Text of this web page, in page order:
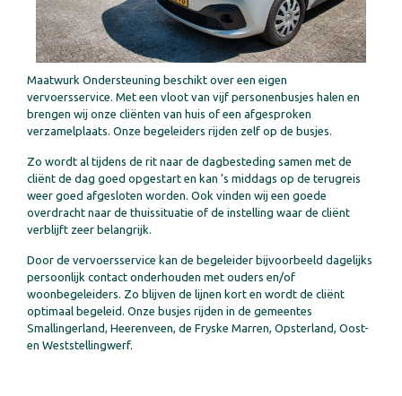
Maatwurk Ondersteuning beschikt over een eigen
vervoersservice. Met een vloot van vijf personenbusjes halen en
brengen wij onze cliënten van huis of een afgesproken
verzamelplaats. Onze begeleiders rijden zelf op de busjes.
Zo wordt al tijdens de rit naar de dagbesteding samen met de
cliënt de dag goed opgestart en kan ’s middags op de terugreis
weer goed afgesloten worden. Ook vinden wij een goede
overdracht naar de thuissituatie of de instelling waar de cliënt
verblijft zeer belangrijk.
Door de vervoersservice kan de begeleider bijvoorbeeld dagelijks
persoonlijk contact onderhouden met ouders en/of
woonbegeleiders. Zo blijven de lijnen kort en wordt de cliënt
optimaal begeleid. Onze busjes rijden in de gemeentes
Smallingerland, Heerenveen, de Fryske Marren, Opsterland, Oost-
en Weststellingwerf.